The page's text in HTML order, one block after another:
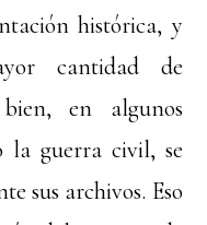
histórica, y
cantidad de
en algunos
la guerra civil, se
sus archivos. Eso